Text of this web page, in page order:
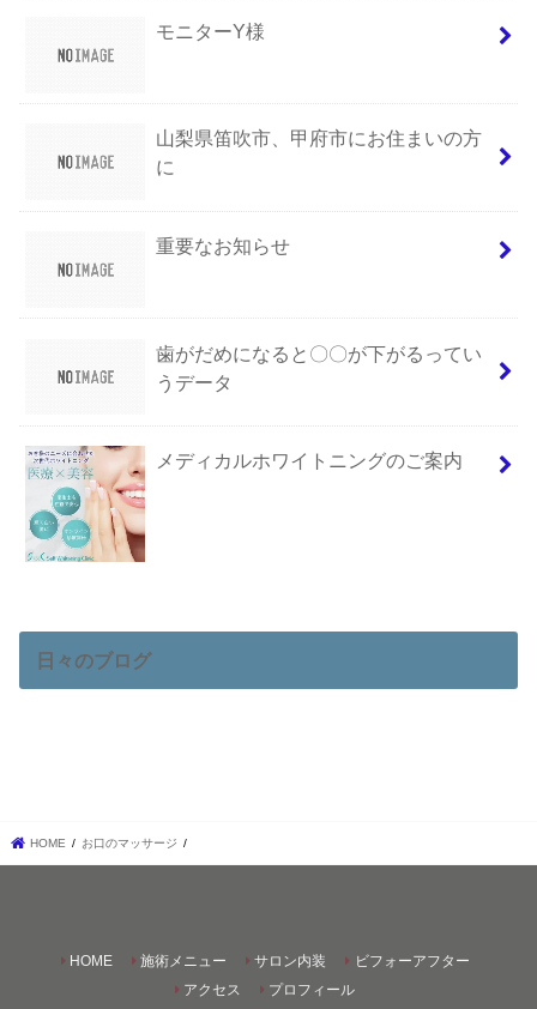
モニターY様
山梨県笛吹市、甲府市にお住まいの方
に
重要なお知らせ
歯がだめになると〇〇が下がるってい
うデータ
メディカルホワイトニングのご案内
日々のブログ
HOME お口のマッサージ
HOME 施術メニュー サロン内装
ビフォーアフター
アクセス
プロフィール